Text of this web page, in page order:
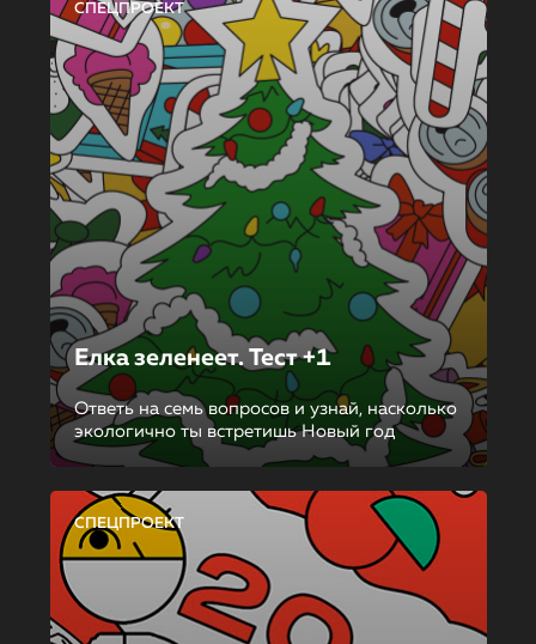
СПЕЦПРОЕКТ
Елка зеленеет. Тест +1
Ответь на семь вопросов и узнай, насколько
экологично ты встретишь Новый год
СПЕЦПРОЕКТ